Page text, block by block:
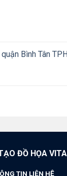
Bình Tân
ĐỒ HỌA
TIN LIÊN HỆ